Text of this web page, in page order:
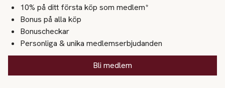
10% på ditt första köp som medlem*
Bonus på alla köp
Bonuscheckar
Personliga & unika medlemserbjudanden
Bli medlem